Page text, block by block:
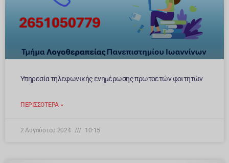
Υπηρεσία τηλεφωνικής ενημέρωσης πρωτοετών φοιτητών
ΠΕΡΙΣΣΌΤΕΡΑ »
2 Αυγούστου 2024 10:15